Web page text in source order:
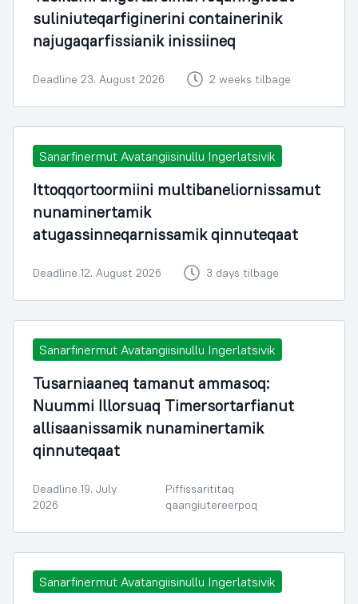
suliniuteqarfiginerini containerinik
najugaqarfissianik inissiineq
Deadline 23. August 2026 2 weeks tilbage
Sanarfinermut Avatangiisinullu Ingerlatsivik
Ittoqqortoormiini multibaneliornissamut
nunaminertamik
atugassinneqarnissamik qinnuteqaat
Deadline 12. August 2026 3 days tilbage
Sanarfinermut Avatangiisinullu Ingerlatsivik
Tusarniaaneq tamanut ammasoq:
Nuummi Illorsuaq Timersortarfianut
allisaanissamik nunaminertamik
qinnuteqaat
Deadline 19. July
2026
Piffissarititaq
qaangiutereerpoq
Sanarfinermut Avatangiisinullu Ingerlatsivik